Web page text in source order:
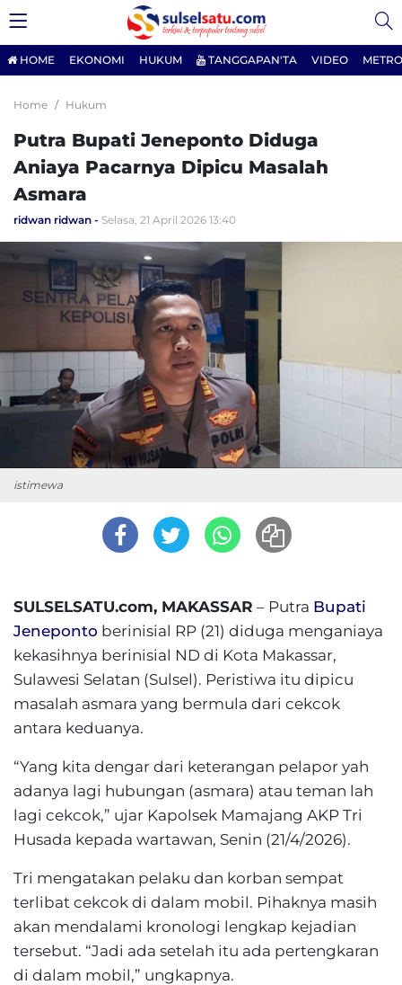
HOME EKONOMI HUKUM TANGGAPAN'TA VIDEO
Home Hukum
Putra Bupati Jeneponto Diduga
Aniaya Pacarnya Dipicu Masalah
Asmara
ridwan ridwan Selasa, 21 April 2026 13:40
istimewa
SULSELSATU.com, MAKASSAR – Putra Bupati
Jeneponto berinisial RP (21) diduga menganiaya
kekasihnya berinisial ND di Kota Makassar,
Sulawesi Selatan (Sulsel). Peristiwa itu dipicu
masalah asmara yang bermula dari cekcok
antara keduanya.
“Yang kita dengar dari keterangan pelapor yah
adanya lagi hubungan (asmara) atau teman lah
lagi cekcok,” ujar Kapolsek Mamajang AKP Tri
Husada kepada wartawan, Senin (21/4/2026).
Tri mengatakan pelaku dan korban sempat
terlibat cekcok di dalam mobil. Pihaknya masih
akan mendalami kronologi lengkap kejadian
tersebut. “Jadi ada setelah itu ada pertengkaran
di dalam mobil,” ungkapnya.